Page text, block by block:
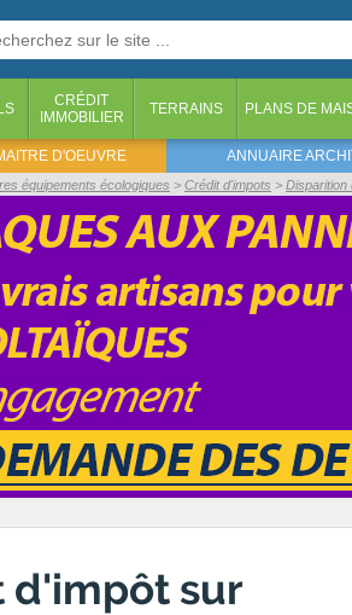
CRÉDIT
IMMOBILIER
TERRAINS PLANS DE
D'OEUVRE ANNUAIRE
équipements écologiques Crédit d'impots Disparition
d'impôt sur